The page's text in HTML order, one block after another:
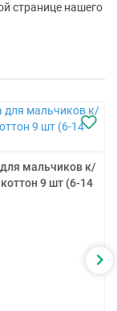
странице нашего
мальчиков к/
9 шт (6-14